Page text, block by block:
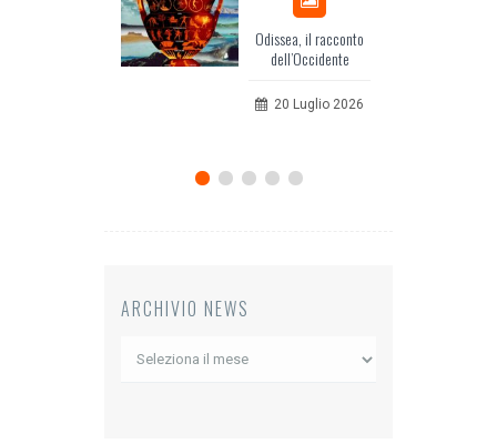
Odissea, il racconto
dell’Occidente
20 Luglio 2026
ARCHIVIO NEWS
Archivio